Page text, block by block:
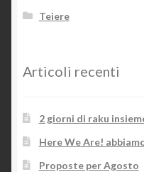
Teiere
Articoli recenti
2 giorni di raku
Here We Are!
Proposte per Agosto